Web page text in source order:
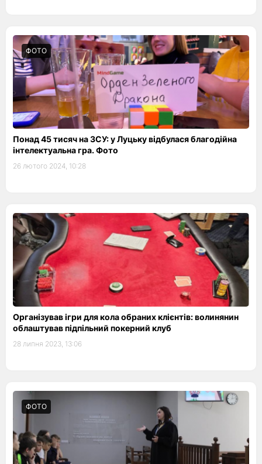
ФОТО
Понад 45 тисяч на ЗСУ: у Луцьку відбулася благодійна
інтелектуальна гра. Фото
26 лютого 2024, 10:28
Організував ігри для кола обраних клієнтів: волинянин
облаштував підпільний покерний клуб
28 липня 2023, 13:06
ФОТО